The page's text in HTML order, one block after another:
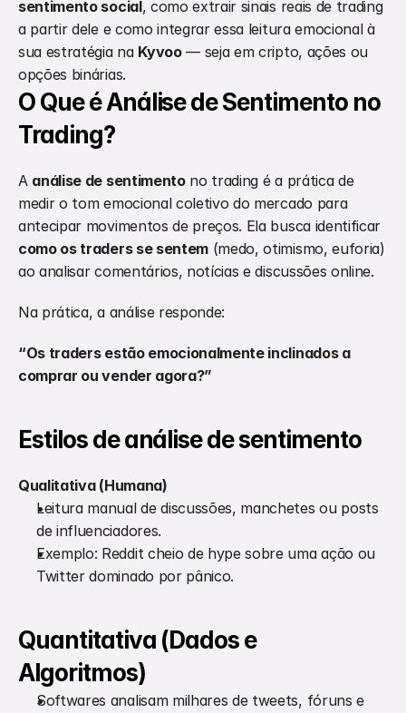
sentimento social, como extrair sinais reais de trading
a partir dele e como integrar essa leitura emocional à
sua estratégia na Kyvoo — seja em cripto, ações ou
opções binárias.
O Que é Análise de Sentimento no
Trading?
A análise de sentimento no trading é a prática de
medir o tom emocional coletivo do mercado para
como os traders se sentem (medo, otimismo, euforia)
ao analisar comentários, notícias e discussões online.
Na prática, a análise responde:
“Os traders estão emocionalmente inclinados a
comprar ou vender agora?”
Estilos de análise de sentimento
Qualitativa (Humana)
Leitura manual de discussões, manchetes ou posts
de influenciadores.
Exemplo: Reddit cheio de hype sobre uma ação ou
Twitter dominado por pânico.
Quantitativa (Dados e
Algoritmos)
Softwares analisam milhares de tweets, fóruns e